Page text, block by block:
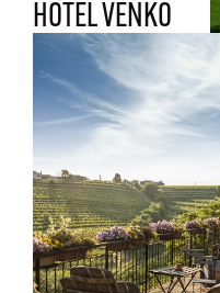
HOTEL VENKO